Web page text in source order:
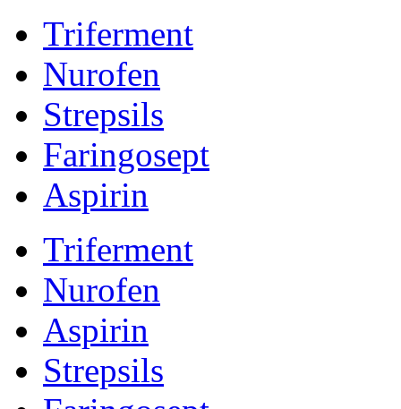
Triferment
Nurofen
Strepsils
Faringosept
Aspirin
Triferment
Nurofen
Aspirin
Strepsils